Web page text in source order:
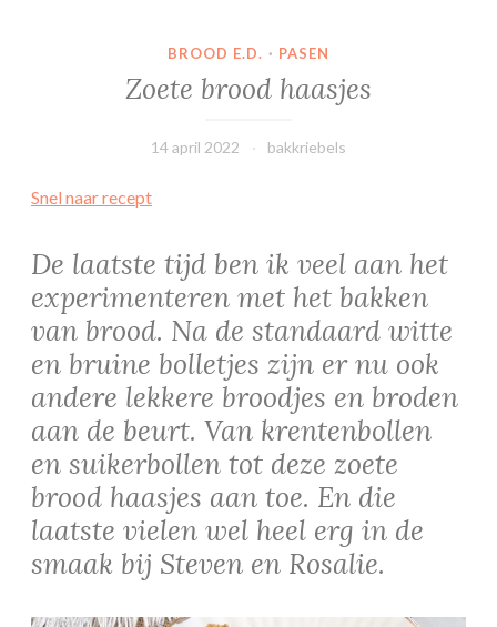
BROOD E.D. · PASEN
Zoete brood haasjes
14 april 2022 bakkriebels
Snel naar recept
De laatste tijd ben ik veel aan het
experimenteren met het bakken
van brood. Na de standaard witte
en bruine bolletjes zijn er nu ook
andere lekkere broodjes en broden
aan de beurt. Van krentenbollen
en suikerbollen tot deze zoete
brood haasjes aan toe. En die
laatste vielen wel heel erg in de
smaak bij Steven en Rosalie.